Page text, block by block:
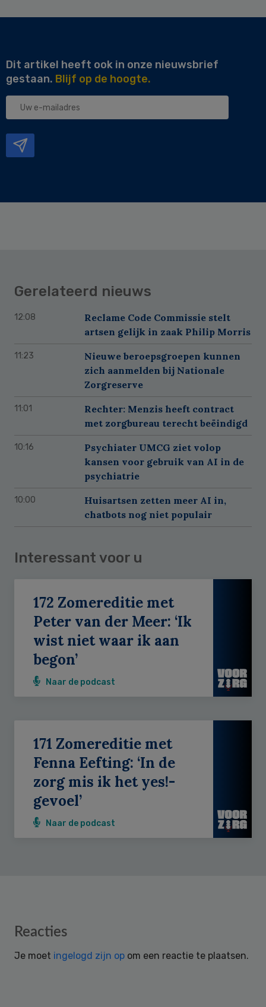
Dit artikel heeft ook in onze nieuwsbrief
gestaan. Blijf op de hoogte.
Uw
Gerelateerd nieuws
12:08
Reclame Code Commissie stelt
artsen gelijk in zaak Philip Morris
11:23
Nieuwe beroepsgroepen kunnen
zich aanmelden bij Nationale
Zorgreserve
11:01
Rechter: Menzis heeft contract
met zorgbureau terecht beëindigd
10:16
Psychiater UMCG ziet volop
kansen voor gebruik van AI in de
psychiatrie
10:00
Huisartsen zetten meer AI in,
chatbots nog niet populair
Interessant voor u
172 Zomereditie met
Peter van der Meer: ‘Ik
wist niet waar ik aan
begon’
Naar de podcast
171 Zomereditie met
Fenna Eefting: ‘In de
zorg mis ik het yes!-
gevoel’
Naar de podcast
Reader
Reacties
Je moet ingelogd zijn op om een reactie te plaatsen.